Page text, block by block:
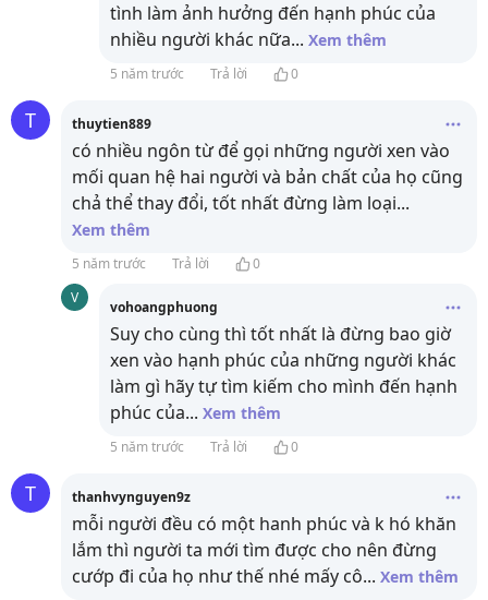
tình làm ảnh hưởng đến hạnh phúc của
nhiều người khác nữa... Xem thêm
5 năm trước Trả lời 0
T thuytien889
có nhiều ngôn từ để gọi những người xen vào
mối quan hệ hai người và bản chất của họ cũng
chả thể thay đổi, tốt nhất đừng làm loại...
Xem thêm
5 năm trước Trả lời
0
V
vohoangphuong
Suy cho cùng thì tốt nhất là đừng bao giờ
xen vào hạnh phúc của những người khác
làm gì hãy tự tìm kiếm cho mình đến hạnh
phúc của... Xem thêm
5 năm trước Trả lời 0
T thanhvynguyen9z
mỗi người đều có một hanh phúc và k hó khăn
lắm thì người ta mới tìm được cho nên đừng
cướp đi của họ như thế nhé mấy cô... Xem thêm